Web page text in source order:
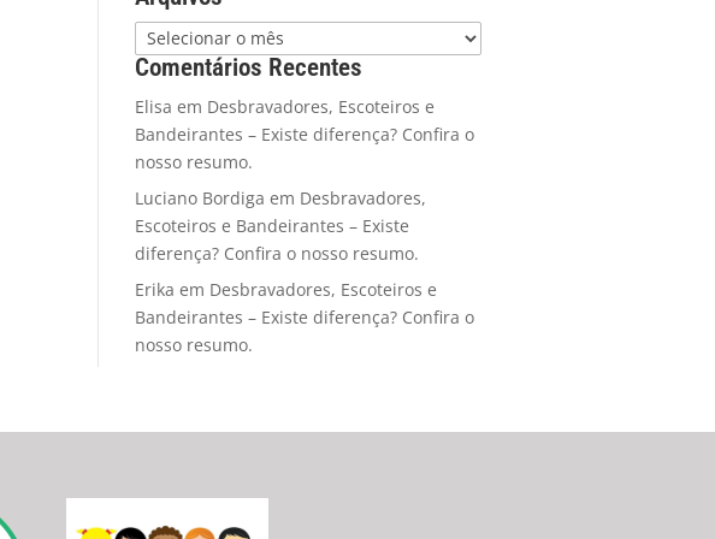
Comentários Recentes
Elisa em Desbravadores, Escoteiros e
Bandeirantes – Existe diferença? Confira o
nosso resumo.
Luciano Bordiga em Desbravadores,
Escoteiros e Bandeirantes – Existe
diferença? Confira o nosso resumo.
Erika em Desbravadores, Escoteiros e
Bandeirantes – Existe diferença? Confira o
nosso resumo.